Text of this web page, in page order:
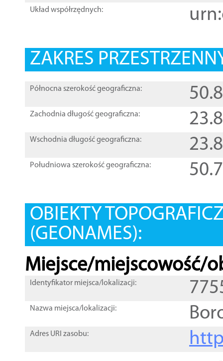
Układ współrzędnych:
ZAKRES
Północna szerokość geograficzna:
Zachodnia długość geograficzna:
Wschodnia długość geograficzna:
Południowa szerokość geograficzna:
OBIEKTY
(GEONAMES):
Miejsce/miejscowość/
Identyfikator miejsca/lokalizacji:
Nazwa miejsca/lokalizacji:
Adres URI zasobu: